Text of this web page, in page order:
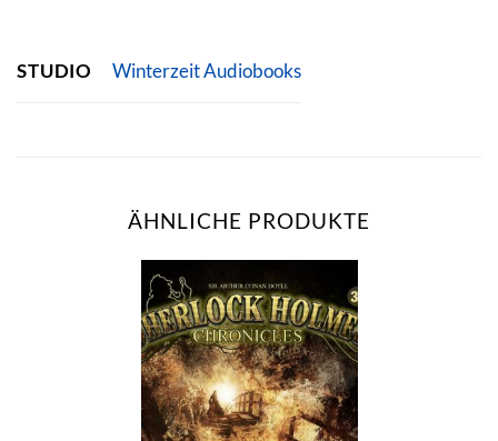
STUDIO Winterzeit Audiobooks
ÄHNLICHE PRODUKTE